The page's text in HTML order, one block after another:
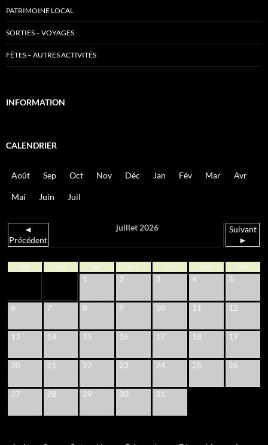
PATRIMOINE LOCAL
SORTIES – VOYAGES
FÊTES – AUTRES ACTIVITÉS
INFORMATION
CALENDRIER
Août Sep Oct Nov Déc Jan Fév Mar Avr
Mai Juin Juil
◄
Précédent
juillet 2026
Suivant
►
lun mar mer jeu ven sam dim
1 2 3 4 5
6 7 8 9 10 11 12
13 14 15 16 17 18 19
20 21 22 23 24 25 26
27 28 29 30 31